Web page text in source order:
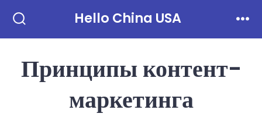
Toggle
Hello China USA
Принципы контент-
маркетинга